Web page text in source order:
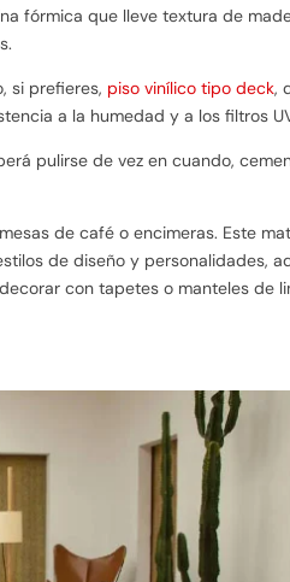
fórmica que lleve textura de
si prefieres, piso vinílico tipo deck,
a la humedad y a los filtros
pulirse de vez en cuando,
de café o encimeras. Este
de diseño y personalidades,
con tapetes o manteles de